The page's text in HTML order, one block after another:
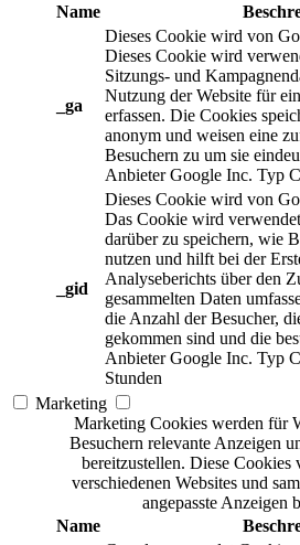
Name
_ga
Dieses Cookie wird von
Dieses Cookie wird
Sitzungs- und
Nutzung der Website für
erfassen. Die Cookies
anonym und weisen eine
Besuchern zu um sie
Anbieter Google Inc. Typ
_gid
Dieses Cookie wird von
Das Cookie wird
darüber zu speichern, wie
nutzen und hilft bei der
Analyseberichts über den
gesammelten Daten
die Anzahl der Besucher,
gekommen sind und die
Anbieter Google Inc. Typ
Stunden
Marketing
Marketing Cookies werden für
Besuchern relevante Anzeigen
bereitzustellen. Diese Cookies
verschiedenen Websites und
angepasste Anzeigen
Name